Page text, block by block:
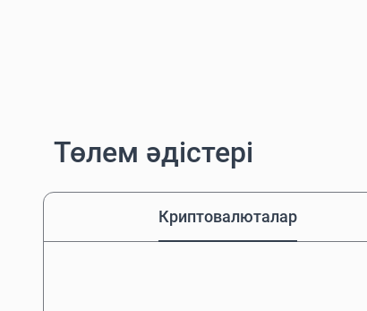
Төлем әдістері
Криптовалюталар